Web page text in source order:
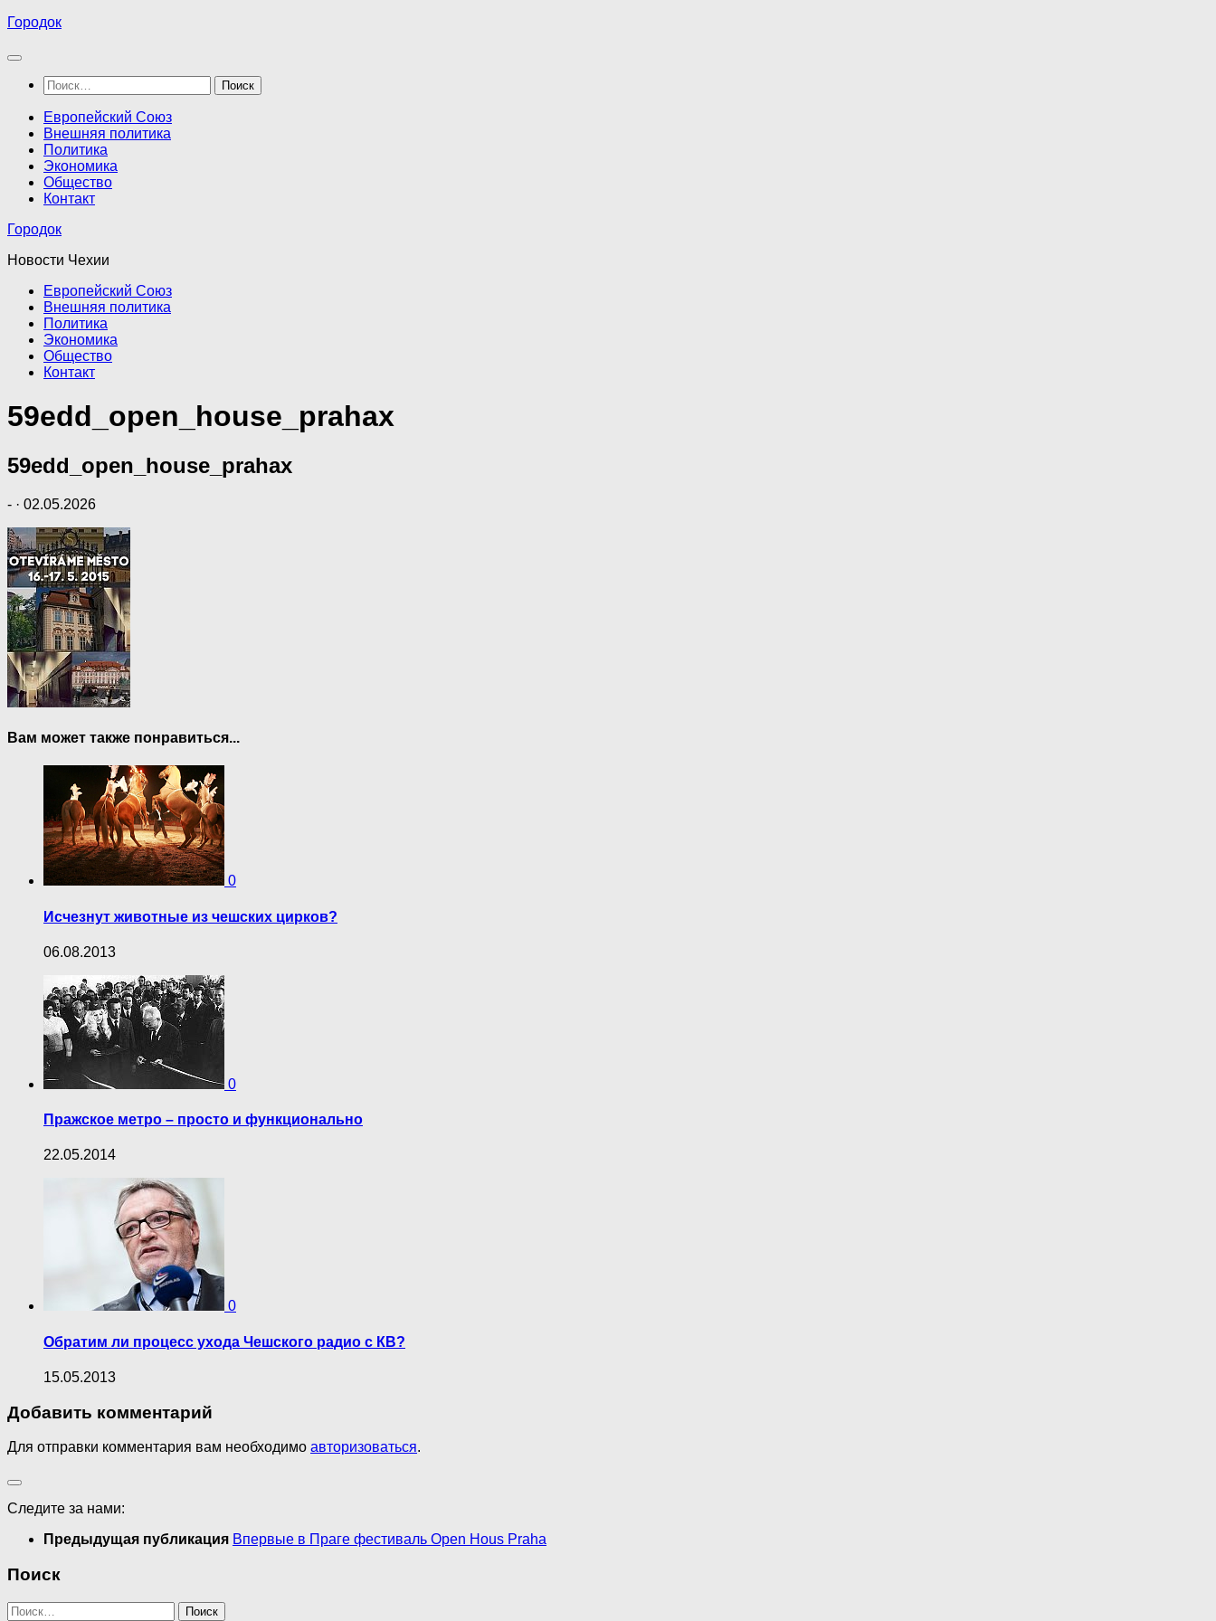
Перейти
содержимому
Городок
Найти:
Европейский Союз
Внешняя политика
Политика
Экономика
Общество
Контакт
Городок
Новости Чехии
Европейский Союз
Внешняя политика
Политика
Экономика
Общество
Контакт
59edd_open_house_prahax
59edd_open_house_prahax
- · 02.05.2026
Вам может также понравиться...
0
Исчезнут животные из чешских цирков?
06.08.2013
0
Пражское метро – просто и функционально
22.05.2014
0
Обратим ли процесс ухода Чешского радио с КВ?
15.05.2013
Добавить комментарий
Для отправки комментария вам необходимо авторизоваться.
Следите за нами:
Предыдущая публикация Впервые в Праге фестиваль Open Hous Praha
Поиск
Найти: